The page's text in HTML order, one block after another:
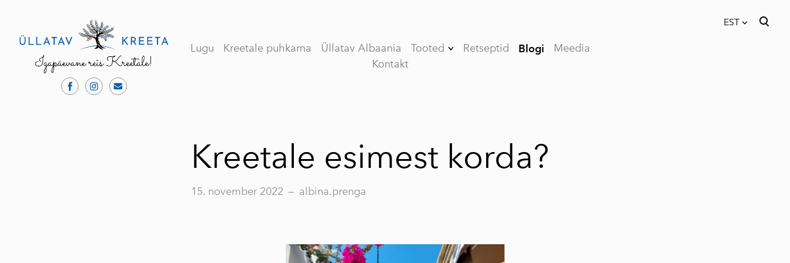
Lugu Kreetale puhkama Üllatav Albaania Tooted
oliiviõli
VASSILAKIS
oliiviõli
Retseptid Blogi
Meedia
Kontakt
EST
lisati ostukorvi.
Kreetale esimest korda?
15. november 2022 — albina.prenga